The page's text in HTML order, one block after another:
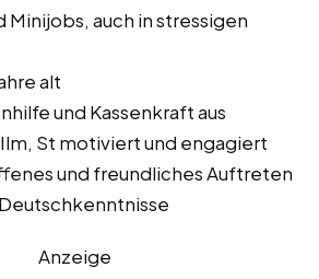
Minijobs, auch in stressigen
alt
und Kassenkraft aus
St motiviert und engagiert
und freundliches Auftreten
Anzeige